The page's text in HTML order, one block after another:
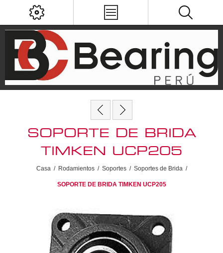
SOPORTE DE BRIDA
TIMKEN UCP205
Casa / Rodamientos / Soportes / Soportes de Brida /
SOPORTE DE BRIDA TIMKEN UCP205